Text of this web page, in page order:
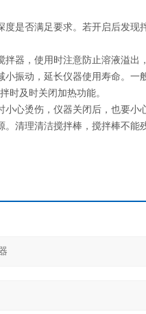
是否满足要求。若开启后发
器，使用时注意防止溶液溢出
振动，延长仪器使用寿命。
时及时关闭加热功能。
心烫伤，仪器关闭后，也要小
清理清洁搅拌棒，搅拌棒不能